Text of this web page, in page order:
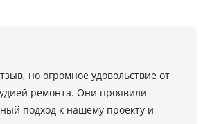
но огромное удовольствие от
ремонта. Они проявили
подход к нашему проекту и